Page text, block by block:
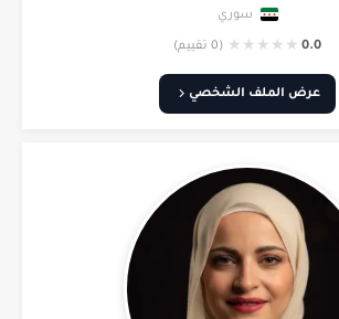
سوري
0.0
★
★
★
★
★ (0 تقييم)
عرض الملف الشخصي